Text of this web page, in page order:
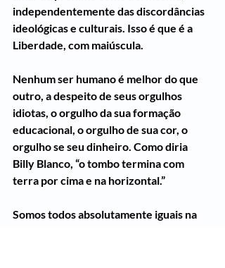
independentemente das discordâncias
ideológicas e culturais. Isso é que é a
Liberdade, com maiúscula.
Nenhum ser humano é melhor do que
outro, a despeito de seus orgulhos
idiotas, o orgulho da sua formação
educacional, o orgulho de sua cor, o
orgulho se seu dinheiro. Como diria
Billy Blanco, “o tombo termina com
terra por cima e na horizontal.”
Somos todos absolutamente iguais na